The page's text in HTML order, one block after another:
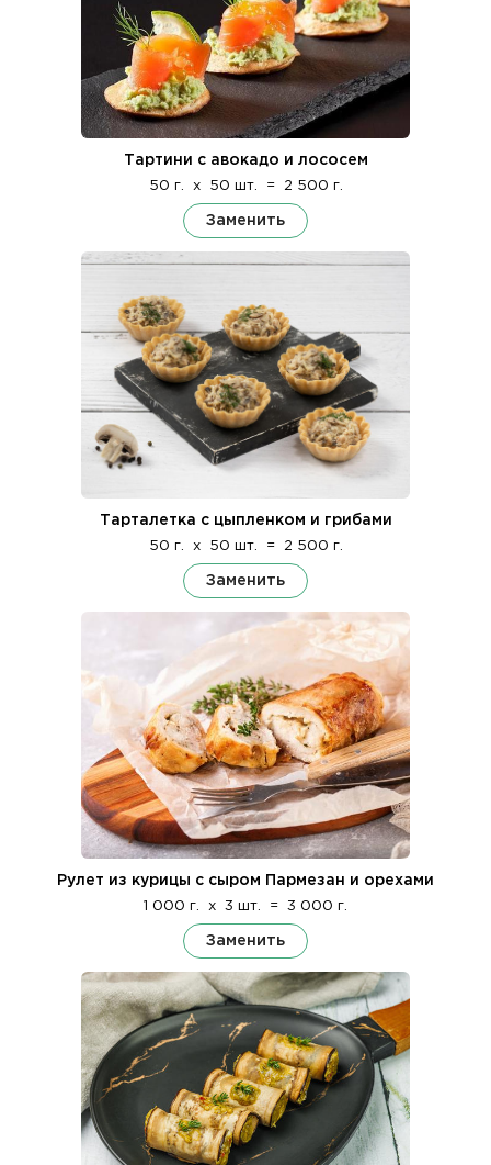
Тартини с авокадо и лососем
50 г. x 50 шт. = 2 500 г.
Заменить
Тарталетка с цыпленком и грибами
50 г. x 50 шт. = 2 500 г.
Заменить
Рулет из курицы с сыром Пармезан и орехами
1 000 г. x 3 шт. = 3 000 г.
Заменить